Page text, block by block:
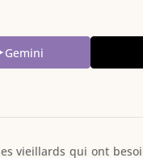
Gemini
vieillards qui ont